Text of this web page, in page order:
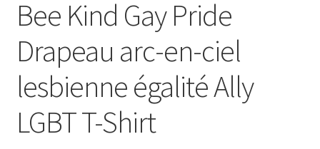
Bee Kind Gay Pride
Drapeau arc-en-ciel
lesbienne égalité Ally
LGBT T-Shirt